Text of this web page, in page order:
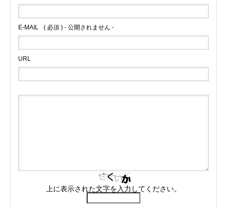
E-MAIL ( 必須 ) - 公開されません -
URL
上に表示された文字を入力してください。